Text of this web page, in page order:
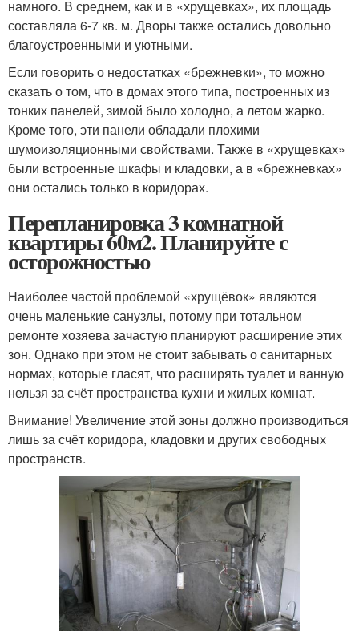
намного. В среднем, как и в «хрущевках», их площадь
составляла 6-7 кв. м. Дворы также остались довольно
благоустроенными и уютными.
Если говорить о недостатках «брежневки», то можно
сказать о том, что в домах этого типа, построенных из
тонких панелей, зимой было холодно, а летом жарко.
Кроме того, эти панели обладали плохими
шумоизоляционными свойствами. Также в «хрущевках»
были встроенные шкафы и кладовки, а в «брежневках»
они остались только в коридорах.
Перепланировка 3 комнатной
квартиры 60м2. Планируйте с
осторожностью
Наиболее частой проблемой «хрущёвок» являются
очень маленькие санузлы, потому при тотальном
ремонте хозяева зачастую планируют расширение этих
зон. Однако при этом не стоит забывать о санитарных
нормах, которые гласят, что расширять туалет и ванную
нельзя за счёт пространства кухни и жилых комнат.
Внимание! Увеличение этой зоны должно производиться
лишь за счёт коридора, кладовки и других свободных
пространств.